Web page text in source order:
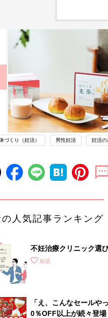
づくり（妊活） 男性妊活 妊活の
人気記事ランキング
不妊治療クリニック選
さ」が大切！選び方、重
妊活
「え、こんなセールや
0％OFF以上が続々登